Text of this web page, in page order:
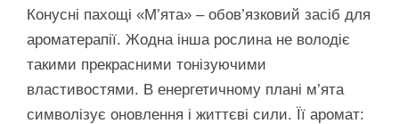
Конусні пахощі «М’ята» – обов’язковий засіб для
ароматерапії. Жодна інша рослина не володіє
такими прекрасними тонізуючими
властивостями. В енергетичному плані м’ята
символізує оновлення і життєві сили. Її аромат: